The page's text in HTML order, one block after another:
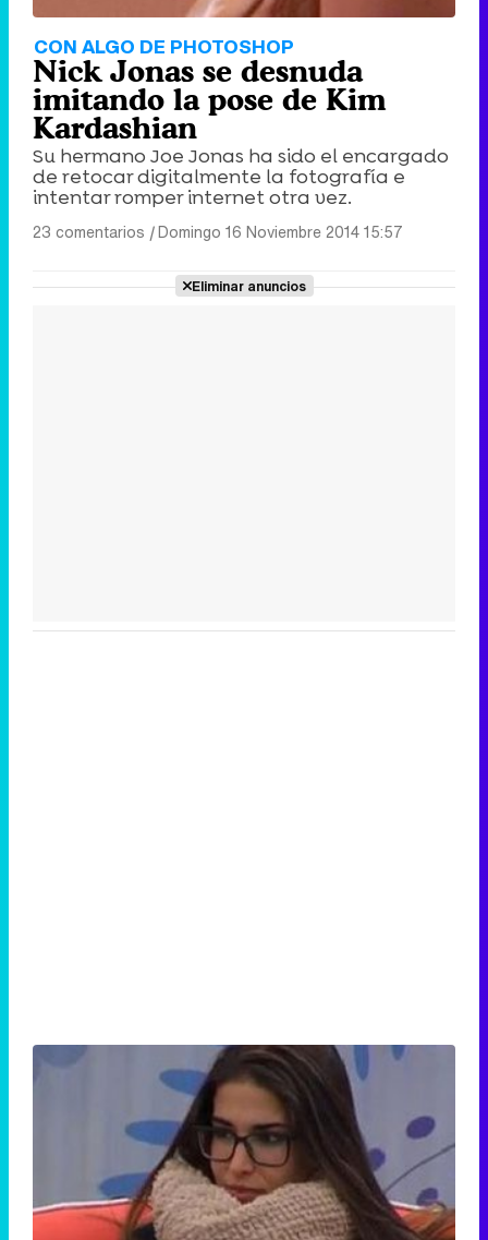
CON ALGO DE PHOTOSHOP
Nick Jonas se desnuda
imitando la pose de Kim
Kardashian
Su hermano Joe Jonas ha sido el encargado
de retocar digitalmente la fotografía e
intentar romper internet otra vez.
23 comentarios |Domingo 16 Noviembre 2014 15:57
Eliminar anuncios